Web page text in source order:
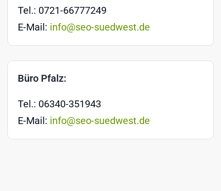
Tel.: 0721-66777249
E-Mail: info@seo-suedwest.de
Büro Pfalz:
Tel.: 06340-351943
E-Mail: info@seo-suedwest.de